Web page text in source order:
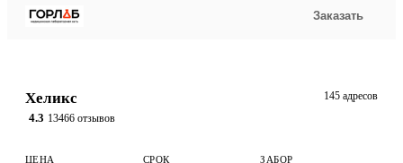
Заказать
Хеликс
4.3 13466 отзывов
145 адресов
ЦЕНА СРОК ЗАБОР